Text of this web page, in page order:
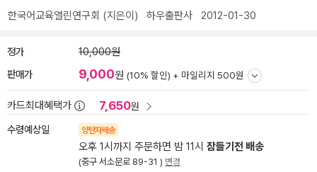
한국어교육열린연구회 (지은이) 하우출판사 2012-01-30
정가 10,000원
판매가 9,000원 (10% 할인) + 마일리지 500원
카드최대혜택가 7,650원
수령예상일 양탄자배송
오후 1시까지 주문하면 밤 11시 잠들기전 배송
(중구 서소문로 89-31 ) 변경